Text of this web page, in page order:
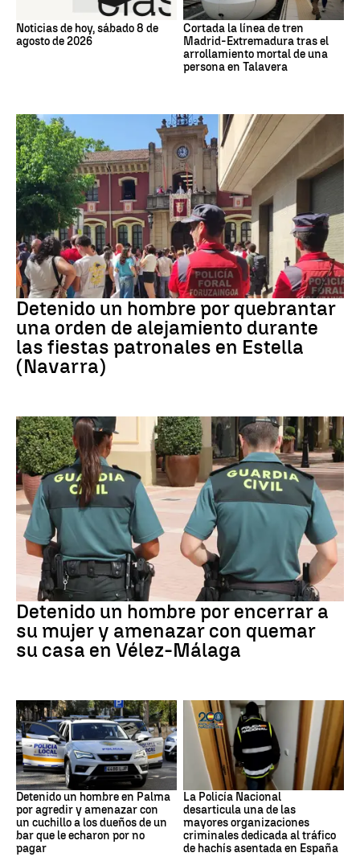
Noticias de hoy, sábado 8 de
agosto de 2026
Cortada la línea de tren
Madrid-Extremadura tras el
arrollamiento mortal de una
persona en Talavera
Detenido
Detenido un hombre por quebrantar
una orden de alejamiento durante
las fiestas patronales en Estella
(Navarra)
VIOLENCIA MACHISTA
Detenido un hombre por encerrar a
su mujer y amenazar con quemar
su casa en Vélez-Málaga
Detención
Detenido un hombre en Palma
por agredir y amenazar con
un cuchillo a los dueños de un
bar que le echaron por no
pagar
Narcotrafico
La Policía Nacional
desarticula una de las
mayores organizaciones
criminales dedicada al tráfico
de hachís asentada en España